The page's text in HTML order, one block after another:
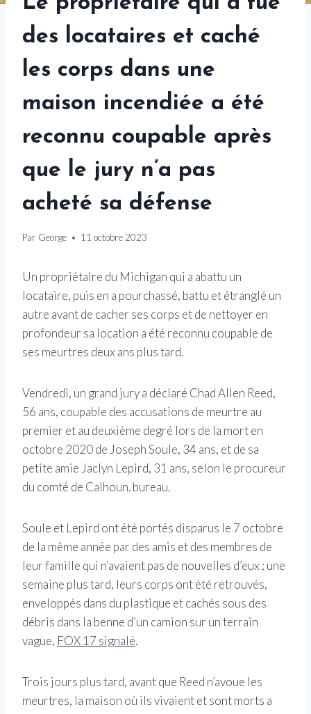
des locataires et caché
les corps dans une
maison incendiée a été
reconnu coupable après
que le jury n’a pas
acheté sa défense
Par George 11 octobre 2023
Un propriétaire du Michigan qui a abattu un
locataire, puis en a pourchassé, battu et étranglé un
autre avant de cacher ses corps et de nettoyer en
profondeur sa location a été reconnu coupable de
ses meurtres deux ans plus tard.
Vendredi, un grand jury a déclaré Chad Allen Reed,
56 ans, coupable des accusations de meurtre au
premier et au deuxième degré lors de la mort en
octobre 2020 de Joseph Soule, 34 ans, et de sa
petite amie Jaclyn Lepird, 31 ans, selon le procureur
du comté de Calhoun. bureau.
Soule et Lepird ont été portés disparus le 7 octobre
de la même année par des amis et des membres de
leur famille qui n’avaient pas de nouvelles d’eux ; une
semaine plus tard, leurs corps ont été retrouvés,
enveloppés dans du plastique et cachés sous des
débris dans la benne d’un camion sur un terrain
vague, FOX 17 signalé.
Trois jours plus tard, avant que Reed n’avoue les
meurtres, la maison où ils vivaient et sont morts a